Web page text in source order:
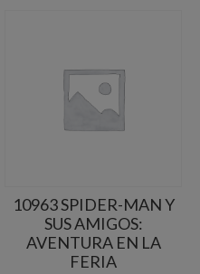
10963 SPIDER-MAN Y
SUS AMIGOS:
AVENTURA EN LA
FERIA